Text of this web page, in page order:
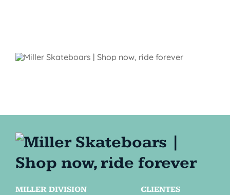
MILLER DIVISION
CLIENTES